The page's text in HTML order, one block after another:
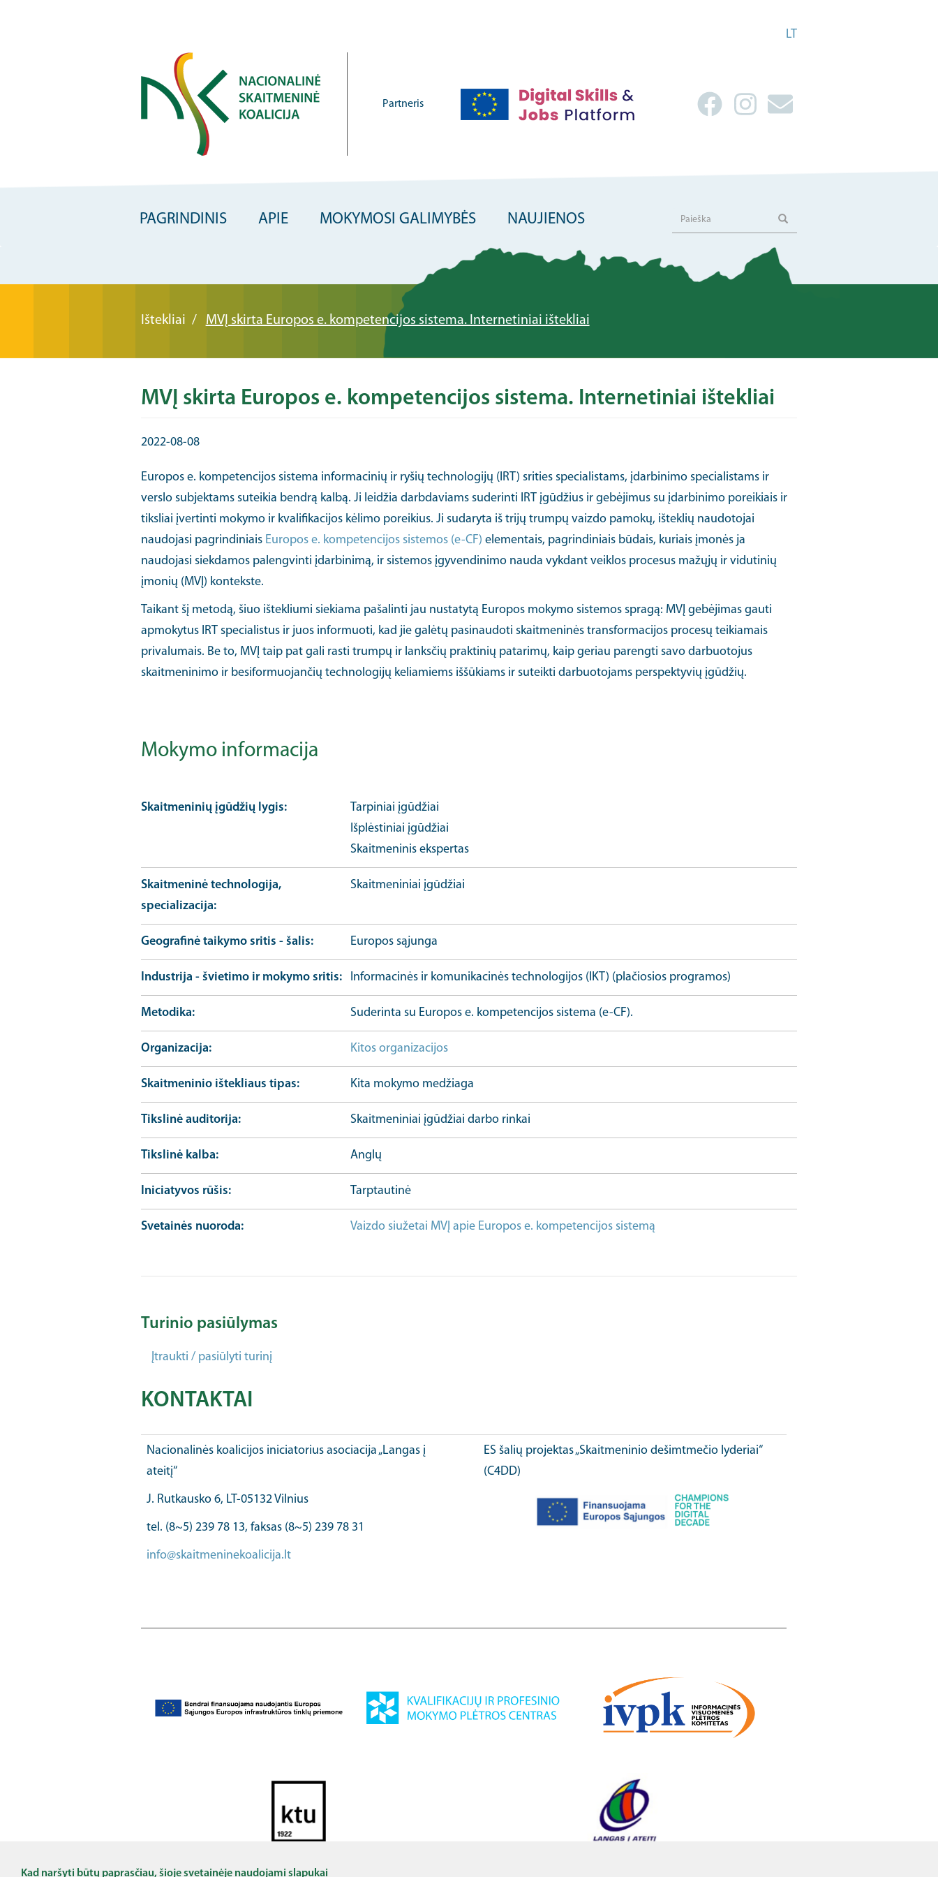
LT
Partneris
PAGRINDINIS APIE MOKYMOSI GALIMYBĖS NAUJIENOS Paieška Paieška
Ištekliai MVĮ skirta Europos e. kompetencijos sistema. Internetiniai ištekliai
MVĮ skirta Europos e. kompetencijos sistema. Internetiniai ištekliai
2022-08-08
Europos e. kompetencijos sistema informacinių ir ryšių technologijų (IRT) srities specialistams, įdarbinimo specialistams ir
verslo subjektams suteikia bendrą kalbą. Ji leidžia darbdaviams suderinti IRT įgūdžius ir gebėjimus su įdarbinimo poreikiais ir
tiksliai įvertinti mokymo ir kvalifikacijos kėlimo poreikius. Ji sudaryta iš trijų trumpų vaizdo pamokų, išteklių naudotojai
naudojasi pagrindiniais Europos e. kompetencijos sistemos (e-CF) elementais, pagrindiniais būdais, kuriais įmonės ja
naudojasi siekdamos palengvinti įdarbinimą, ir sistemos įgyvendinimo nauda vykdant veiklos procesus mažųjų ir vidutinių
įmonių (MVĮ) kontekste.
Taikant šį metodą, šiuo ištekliumi siekiama pašalinti jau nustatytą Europos mokymo sistemos spragą: MVĮ gebėjimas gauti
apmokytus IRT specialistus ir juos informuoti, kad jie galėtų pasinaudoti skaitmeninės transformacijos procesų teikiamais
privalumais. Be to, MVĮ taip pat gali rasti trumpų ir lanksčių praktinių patarimų, kaip geriau parengti savo darbuotojus
skaitmeninimo ir besiformuojančių technologijų keliamiems iššūkiams ir suteikti darbuotojams perspektyvių įgūdžių.
Mokymo informacija
Skaitmeninių įgūdžių lygis
Tarpiniai įgūdžiai
Išplėstiniai įgūdžiai
Skaitmeninis ekspertas
Skaitmeninė technologija,
specializacija
Skaitmeniniai įgūdžiai
Geografinė taikymo sritis - šalis Europos sąjunga
Industrija - švietimo ir mokymo sritis Informacinės ir komunikacinės technologijos (IKT) (plačiosios programos)
Metodika Suderinta su Europos e. kompetencijos sistema (e-CF).
Organizacija Kitos organizacijos
Skaitmeninio ištekliaus tipas Kita mokymo medžiaga
Tikslinė auditorija Skaitmeniniai įgūdžiai darbo rinkai
Tikslinė kalba Anglų
Iniciatyvos rūšis Tarptautinė
Svetainės nuoroda Vaizdo siužetai MVĮ apie Europos e. kompetencijos sistemą
Turinio pasiūlymas
Įtraukti / pasiūlyti turinį
KONTAKTAI
Nacionalinės koalicijos iniciatorius asociacija „Langas į
ateitį“
J. Rutkausko 6, LT-05132 Vilnius
tel. (8~5) 239 78 13, faksas (8~5) 239 78 31
info@skaitmeninekoalicija.lt
ES šalių projektas „Skaitmeninio dešimtmečio lyderiai“
(C4DD)
ekonomikos vykdomoji įstaiga (HaDEA) negali būti laikomos atsakingomis už šios medžiagos turinį ir bet kokį pateikiamos informacijos naudojimą.
Kad naršyti būtų paprasčiau, šioje svetainėje naudojami slapukai